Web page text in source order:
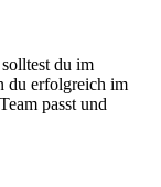
du im
du erfolgreich im
passt und